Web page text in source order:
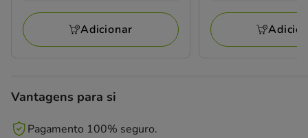
avaliações
9.33€
Adicionar
avaliações
99.36€
Vantagens para si
Pagamento 100% seguro.